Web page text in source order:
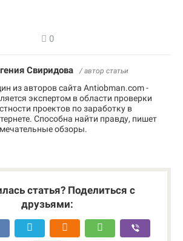
0
Свиридова / автор статьи
из авторов сайта Antiobman.com -
экспертом в области проверки
проектов по заработку в
Способна найти правду, пишет
обзоры.
статья? Поделиться с
друзьями: